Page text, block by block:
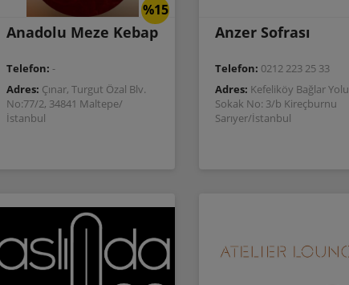
%15
Anadolu Meze Kebap
Telefon: -
Adres: Çınar, Turgut Özal Blv.
No:77/2, 34841 Maltepe/
İstanbul
Anzer Sofrası
Telefon: 0212 223 25 33
Adres: Kefeliköy Bağlar Yolu
Sokak No: 3/b Kireçburnu
Sarıyer/İstanbul